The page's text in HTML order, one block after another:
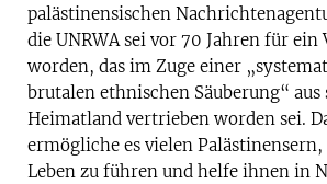
palästinensischen
die UNRWA sei vor 70 Jahren für ein
worden, das im Zuge einer
brutalen ethnischen Säuberung“ aus
Heimatland vertrieben worden sei.
ermögliche es vielen
Leben zu führen und helfe ihnen in